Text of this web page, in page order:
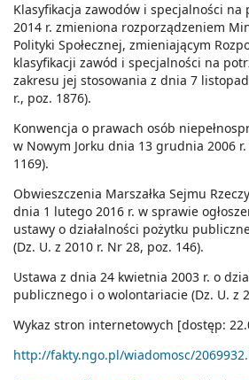
Klasyfikacja zawodów i specjalności
2014 r. zmieniona rozporządzeniem
Polityki Społecznej, zmieniającym
klasyfikacji zawód i specjalności na
zakresu jej stosowania z dnia 7
r., poz. 1876).
Konwencja o prawach osób
w Nowym Jorku dnia 13 grudnia 2006 r.
1169).
Obwieszczenia Marszałka Sejmu
dnia 1 lutego 2016 r. w sprawie
ustawy o działalności pożytku
(Dz. U. z 2010 r. Nr 28, poz. 146).
Ustawa z dnia 24 kwietnia 2003 r. o
publicznego i o wolontariacie (Dz. U. z
Wykaz stron internetowych [dostęp:
http://fakty.ngo.pl/wiadomosc/